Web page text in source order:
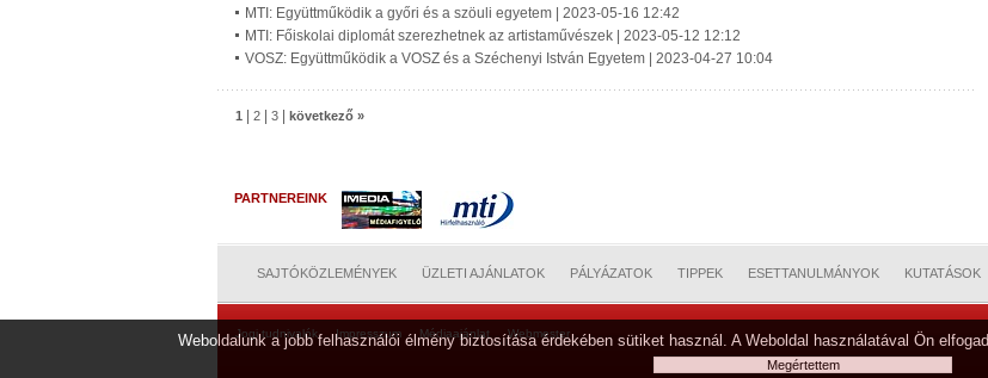
MTI: Együttműködik a győri és a szöuli egyetem | 2023-05-16 12:42
MTI: Főiskolai diplomát szerezhetnek az artistaművészek | 2023-05-12 12:12
VOSZ: Együttműködik a VOSZ és a Széchenyi István Egyetem | 2023-04-27 10:04
1 2 3 következő »
PARTNEREINK
SAJTÓKÖZLEMÉNYEK ÜZLETI AJÁNLATOK PÁLYÁZATOK TIPPEK ESETTANULMÁNYOK KUTATÁSOK
Jogi tudnivalók Impresszum Médiaajánlat Webmester
Weboldalunk a jobb felhasználói élmény biztosítása érdekében sütiket használ. A Weboldal használatával Ön